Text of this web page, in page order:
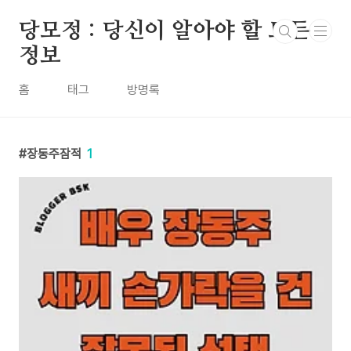
당모정 : 당신이 알아야 할 모든
정보
홈 태그 방명록
장동주잠적 1